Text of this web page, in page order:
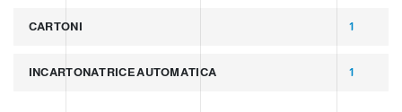
CARTONI 1
INCARTONATRICE AUTOMATICA 1